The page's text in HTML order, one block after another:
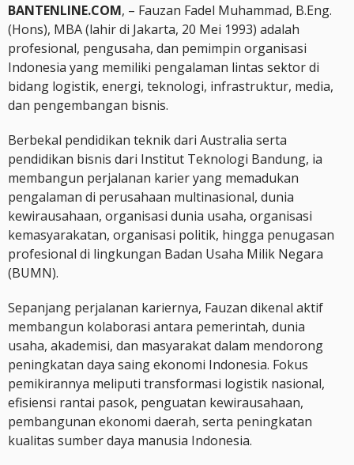
BANTENLINE.COM, – Fauzan Fadel Muhammad, B.Eng.
(Hons), MBA (lahir di Jakarta, 20 Mei 1993) adalah
profesional, pengusaha, dan pemimpin organisasi
Indonesia yang memiliki pengalaman lintas sektor di
bidang logistik, energi, teknologi, infrastruktur, media,
dan pengembangan bisnis.
Berbekal pendidikan teknik dari Australia serta
pendidikan bisnis dari Institut Teknologi Bandung, ia
membangun perjalanan karier yang memadukan
pengalaman di perusahaan multinasional, dunia
kewirausahaan, organisasi dunia usaha, organisasi
kemasyarakatan, organisasi politik, hingga penugasan
profesional di lingkungan Badan Usaha Milik Negara
(BUMN).
Sepanjang perjalanan kariernya, Fauzan dikenal aktif
membangun kolaborasi antara pemerintah, dunia
usaha, akademisi, dan masyarakat dalam mendorong
peningkatan daya saing ekonomi Indonesia. Fokus
pemikirannya meliputi transformasi logistik nasional,
efisiensi rantai pasok, penguatan kewirausahaan,
pembangunan ekonomi daerah, serta peningkatan
kualitas sumber daya manusia Indonesia.